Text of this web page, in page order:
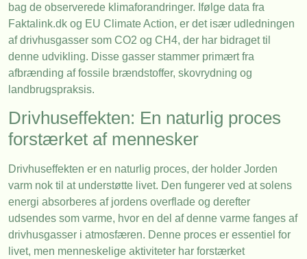
bag de observerede klimaforandringer. Ifølge data fra
Faktalink.dk og EU Climate Action, er det især udledningen
af drivhusgasser som CO2 og CH4, der har bidraget til
denne udvikling. Disse gasser stammer primært fra
afbrænding af fossile brændstoffer, skovrydning og
landbrugspraksis.
Drivhuseffekten: En naturlig proces
forstærket af mennesker
Drivhuseffekten er en naturlig proces, der holder Jorden
varm nok til at understøtte livet. Den fungerer ved at solens
energi absorberes af jordens overflade og derefter
udsendes som varme, hvor en del af denne varme fanges af
drivhusgasser i atmosfæren. Denne proces er essentiel for
livet, men menneskelige aktiviteter har forstærket